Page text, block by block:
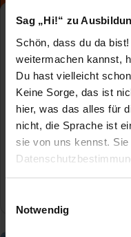
Sag „Hi!“ zu
Schön, dass du da
weitermachen kannst,
Du hast vielleicht
Keine Sorge, das ist
hier, was das alles für
nicht, die Sprache ist
sie von uns kennst.
Notwendig
Duales Studium
Duales Studium
Duales Studium
freie Ausbildungsplätze
Erfahrungsberichte für
Studium Marketing
Allgemeine Infos zum
0 freie